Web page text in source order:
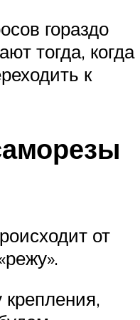
гораздо
тогда, когда
к
от